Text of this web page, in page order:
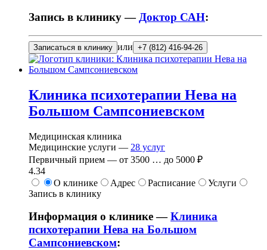
Запись в клинику — Доктор САН:
Записаться в клинику или +7 (812) 416-94-26
Клиника психотерапии Нева на
Большом Сампсониевском
Медицинская клиника
Медицинские услуги — 28 услуг
Первичный прием — от 3500 … до 5000 ₽
4.34
О клинике
Адрес Расписание
Услуги
Запись в клинику
Информация о клинике —Клиника
психотерапии Нева на Большом
Сампсониевском: